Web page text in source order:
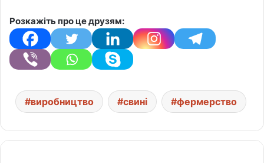
Розкажіть про це друзям:
виробництво свині фермерство